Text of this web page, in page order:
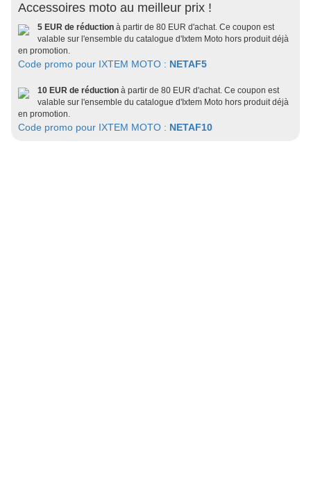
Accessoires moto au meilleur prix !
5 EUR de réduction à partir de 80 EUR d'achat. Ce coupon est
valable sur l'ensemble du catalogue d'Ixtem Moto hors produit déjà
en promotion.
Code promo pour IXTEM MOTO : NETAF5
10 EUR de réduction à partir de 80 EUR d'achat. Ce coupon est
valable sur l'ensemble du catalogue d'Ixtem Moto hors produit déjà
en promotion.
Code promo pour IXTEM MOTO : NETAF10